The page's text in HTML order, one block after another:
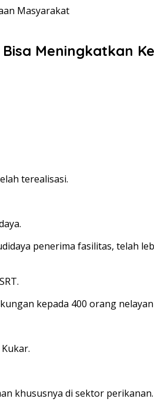
Masyarakat
Meningkatkan
terealisasi.
penerima fasilitas, telah
kepada 400 orang
khususnya di sektor perikanan.